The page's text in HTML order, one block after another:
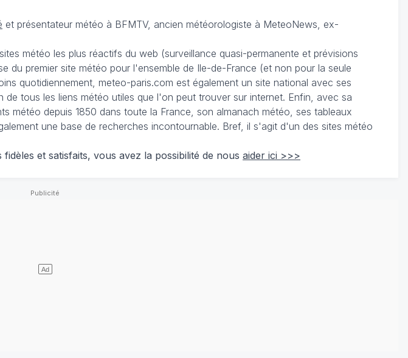
et présentateur météo à BFMTV, ancien météorologiste à MeteoNews, ex-
météo les plus réactifs du web (surveillance quasi-permanente et prévisions
du premier site météo pour l'ensemble de Ile-de-France (et non pour la seule
quotidiennement, meteo-paris.com est également un site national avec ses
de tous les liens météo utiles que l'on peut trouver sur internet. Enfin, avec sa
météo depuis 1850 dans toute la France, son almanach météo, ses tableaux
une base de recherches incontournable. Bref, il s'agit d'un des sites météo
et satisfaits, vous avez la possibilité de nous aider ici >>>